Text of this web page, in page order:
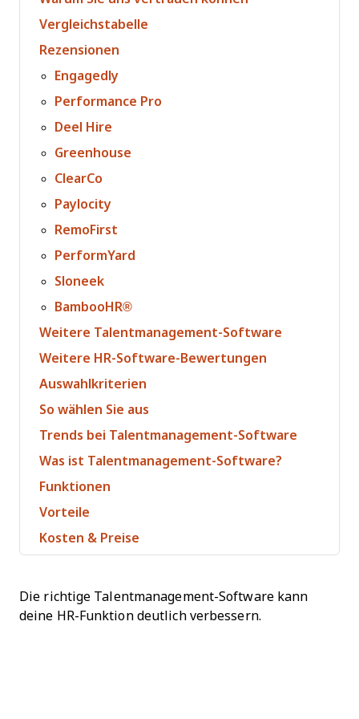
Vergleichstabelle
Rezensionen
Engagedly
Performance Pro
Deel Hire
Greenhouse
ClearCo
Paylocity
RemoFirst
PerformYard
Sloneek
BambooHR®
Weitere Talentmanagement-Software
Weitere HR-Software-Bewertungen
Auswahlkriterien
So wählen Sie aus
Trends bei Talentmanagement-Software
Was ist Talentmanagement-Software?
Funktionen
Vorteile
Kosten & Preise
Die richtige Talentmanagement-Software kann
deine HR-Funktion deutlich verbessern.